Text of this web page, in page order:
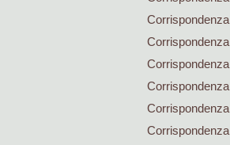
Corrispondenza
Corrispondenza
Corrispondenza
Corrispondenza
Corrispondenza
Corrispondenza